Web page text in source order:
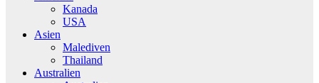
Kanada
USA
Asien
Malediven
Thailand
Australien